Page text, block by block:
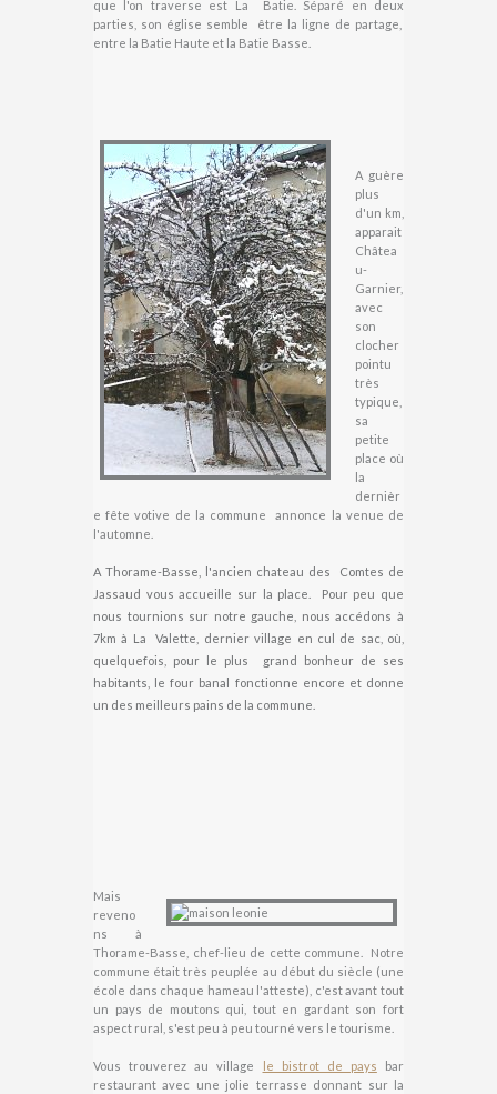
que l'on traverse est La Batie. Séparé en deux
parties, son église semble être la ligne de partage,
entre la Batie Haute et la Batie Basse.
A guère
plus
d'un km,
apparait
Châtea
u-
Garnier,
avec
son
clocher
pointu
très
typique,
sa
petite
place où
la
dernièr
e fête votive de la commune annonce la venue de
l'automne.
A Thorame-Basse, l'ancien chateau des Comtes de
Jassaud vous accueille sur la place. Pour peu que
nous tournions sur notre gauche, nous accédons à
7km à La Valette, dernier village en cul de sac, où,
quelquefois, pour le plus grand bonheur de ses
habitants, le four banal fonctionne encore et donne
un des meilleurs pains de la commune.
Mais
reveno
ns à
Thorame-Basse, chef-lieu de cette commune. Notre
commune était très peuplée au début du siècle (une
école dans chaque hameau l'atteste), c'est avant tout
un pays de moutons qui, tout en gardant son fort
aspect rural, s'est peu à peu tourné vers le tourisme.
Vous trouverez au village le bistrot de pays bar
restaurant avec une jolie terrasse donnant sur la